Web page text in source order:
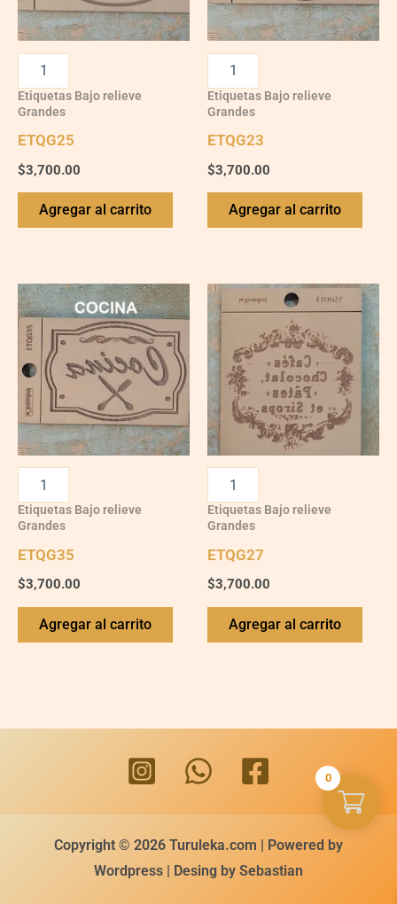
Etiquetas Bajo relieve
Grandes
ETQG25
$3,700.00
Agregar al carrito
Etiquetas Bajo relieve
Grandes
ETQG23
$3,700.00
Agregar al carrito
Etiquetas Bajo relieve
Grandes
ETQG35
$3,700.00
Agregar al carrito
Etiquetas Bajo relieve
Grandes
ETQG27
$3,700.00
Agregar al carrito
Copyright © 2026 Turuleka.com | Powered by
Wordpress | Desing by Sebastian
0